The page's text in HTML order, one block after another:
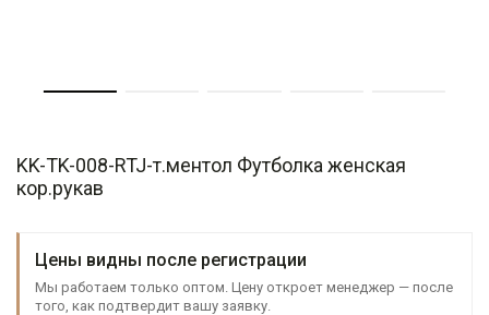
KK-TK-008-RTJ-т.ментол Футболка женская
кор.рукав
Цены видны после регистрации
Мы работаем только оптом. Цену откроет менеджер — после
того, как подтвердит вашу заявку.